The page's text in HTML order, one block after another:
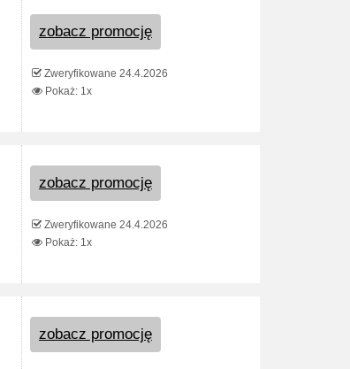
zobacz promocję
Zweryfikowane 24.4.2026
Pokaż: 1x
zobacz promocję
Zweryfikowane 24.4.2026
Pokaż: 1x
zobacz promocję